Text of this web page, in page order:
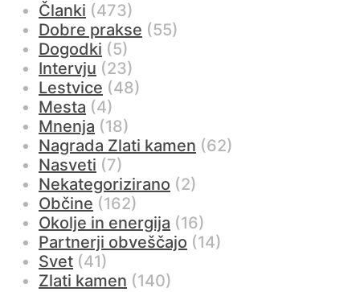
Članki (473)
Dobre prakse (55)
Dogodki (5)
Intervju (23)
Lestvice (48)
Mesta (4)
Mnenja (18)
Nagrada Zlati kamen (62)
Nasveti (7)
Nekategorizirano (2)
Občine (162)
Okolje in energija (16)
Partnerji obveščajo (14)
Svet (41)
Zlati kamen (140)